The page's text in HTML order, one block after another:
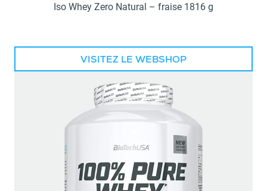
Iso Whey Zero Natural – fraise 1816 g
VISITEZ LE WEBSHOP